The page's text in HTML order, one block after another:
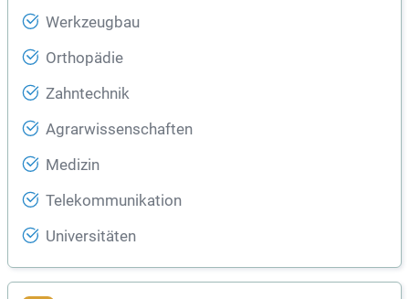
Werkzeugbau
Orthopädie
Zahntechnik
Agrarwissenschaften
Medizin
Telekommunikation
Universitäten